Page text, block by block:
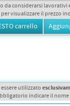
da considerarsi
visualizzare il prezzo
utilizzato
indicare il